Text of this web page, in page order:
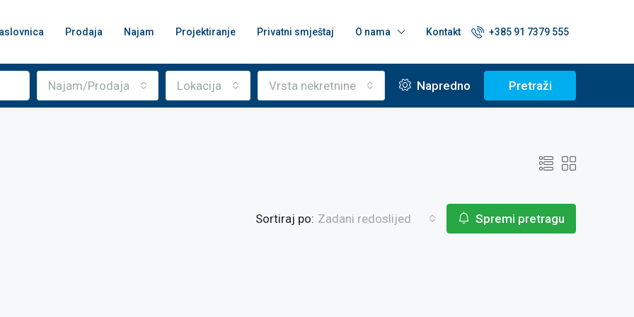
Prodaja Najam Projektiranje Privatni smještaj O nama Kontakt +385 91 7379 555
Najam/Prodaja Lokacija Vrsta nekretnine Napredno Pretraži
Sortiraj po: Zadani redoslijed Spremi pretragu